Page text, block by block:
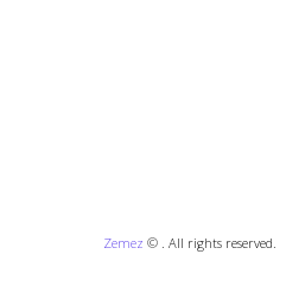
Zemez © . All rights reserved.